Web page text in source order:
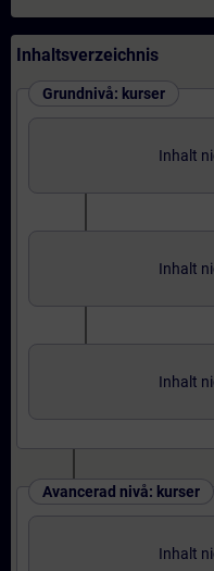
Inhaltsverzeichnis
Grundnivå: kurser
Inhalt
Inhalt
Inhalt
Avancerad nivå: kurser
Inhalt